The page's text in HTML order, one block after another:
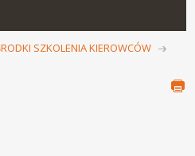
SZKOLENIA KIEROWCÓW